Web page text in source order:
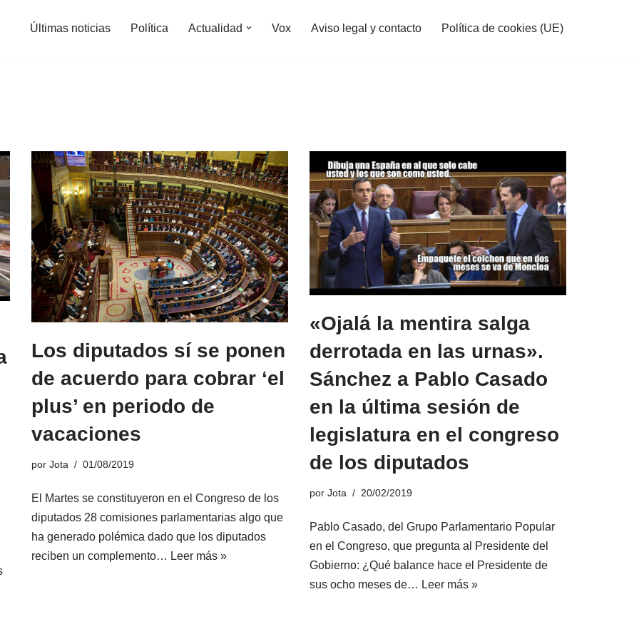
Últimas noticias Política Actualidad Vox Aviso legal y contacto Política de cookies (UE)
Los diputados sí se ponen
de acuerdo para cobrar ‘el
plus’ en periodo de
vacaciones
por Jota 01/08/2019
El Martes se constituyeron en el Congreso de los
diputados 28 comisiones parlamentarias algo que
ha generado polémica dado que los diputados
reciben un complemento… Leer más »
«Ojalá la mentira salga
derrotada en las urnas».
Sánchez a Pablo Casado
en la última sesión de
legislatura en el congreso
de los diputados
por Jota 20/02/2019
Pablo Casado, del Grupo Parlamentario Popular
en el Congreso, que pregunta al Presidente del
Gobierno: ¿Qué balance hace el Presidente de
sus ocho meses de… Leer más »